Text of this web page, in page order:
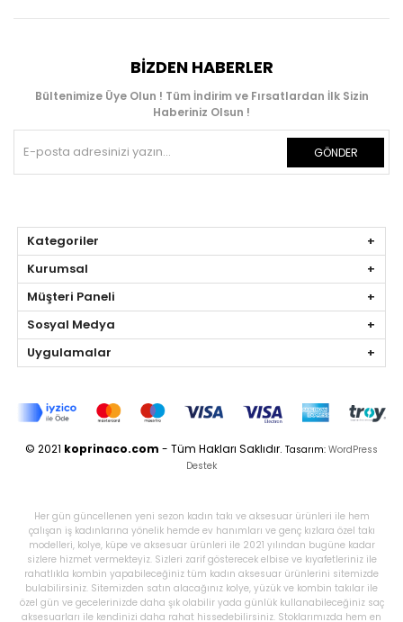
BIZDEN HABERLER
Bültenimize Üye Olun ! Tüm İndirim ve Fırsatlardan İlk Sizin
Haberiniz Olsun !
GÖNDER
Kategoriler
Kurumsal
Müşteri Paneli
Sosyal Medya
Uygulamalar
© 2021 koprinaco.com - Tüm Hakları Saklıdır. Tasarım: WordPress
Destek
Her gün güncellenen yeni sezon kadın takı ve aksesuar ürünleri ile hem
çalışan iş kadınlarına yönelik hemde ev hanımları ve genç kızlara özel takı
modelleri, kolye, küpe ve aksesuar ürünleri ile 2021 yılından bugüne kadar
sizlere hizmet vermekteyiz. Sizleri zarif gösterecek elbise ve kıyafetleriniz ile
rahatlıkla kombin yapabileceğiniz tüm kadın aksesuar ürünlerini sitemizde
bulabilirsiniz. Sitemizden satın alacağınız kolye, yüzük ve kombin takılar ile
özel gün ve gecelerinizde daha şık olabilir yada günlük kullanabileceğiniz saç
aksesuarları ile kendinizi daha rahat hissedebilirsiniz. Stoklarımızda hem en